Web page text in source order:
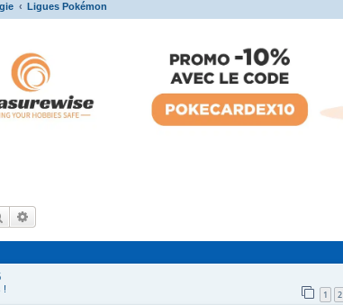
Ligues Pokémon
Rechercher
! 1 2